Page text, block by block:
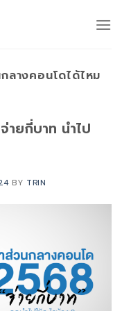
ลางคอนโดได้ไหม
ยกี่บาท นำไป
BY TRIN